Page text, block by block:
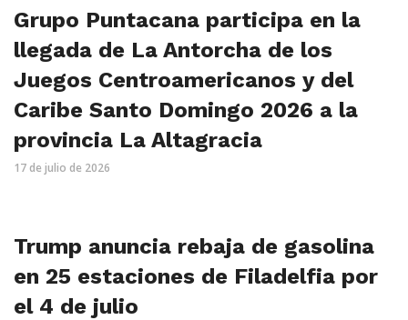
Grupo Puntacana participa en la
llegada de La Antorcha de los
Juegos Centroamericanos y del
Caribe Santo Domingo 2026 a la
provincia La Altagracia
17 de julio de 2026
Trump anuncia rebaja de gasolina
en 25 estaciones de Filadelfia por
el 4 de julio